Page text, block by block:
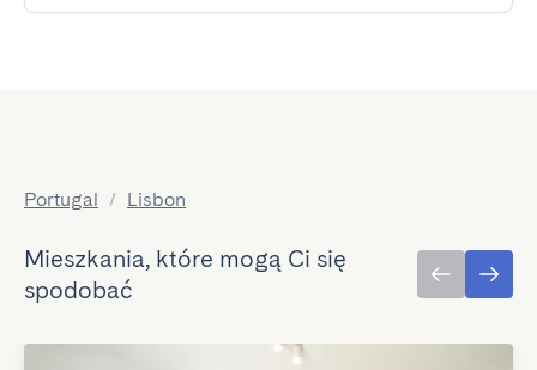
Portugal / Lisbon
Mieszkania, które mogą Ci się
spodobać